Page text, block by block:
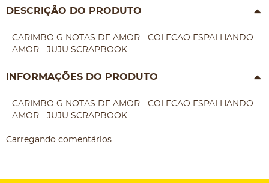
DESCRIÇÃO DO PRODUTO
CARIMBO G NOTAS DE AMOR - COLECAO ESPALHANDO
AMOR - JUJU SCRAPBOOK
INFORMAÇÕES DO PRODUTO
CARIMBO G NOTAS DE AMOR - COLECAO ESPALHANDO
AMOR - JUJU SCRAPBOOK
Carregando comentários ...